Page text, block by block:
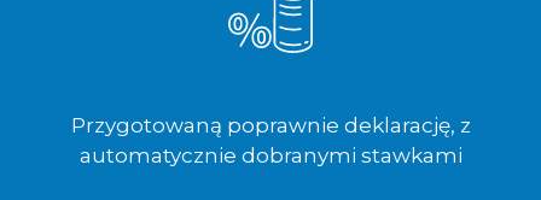
Przygotowaną poprawnie deklarację, z
automatycznie dobranymi stawkami